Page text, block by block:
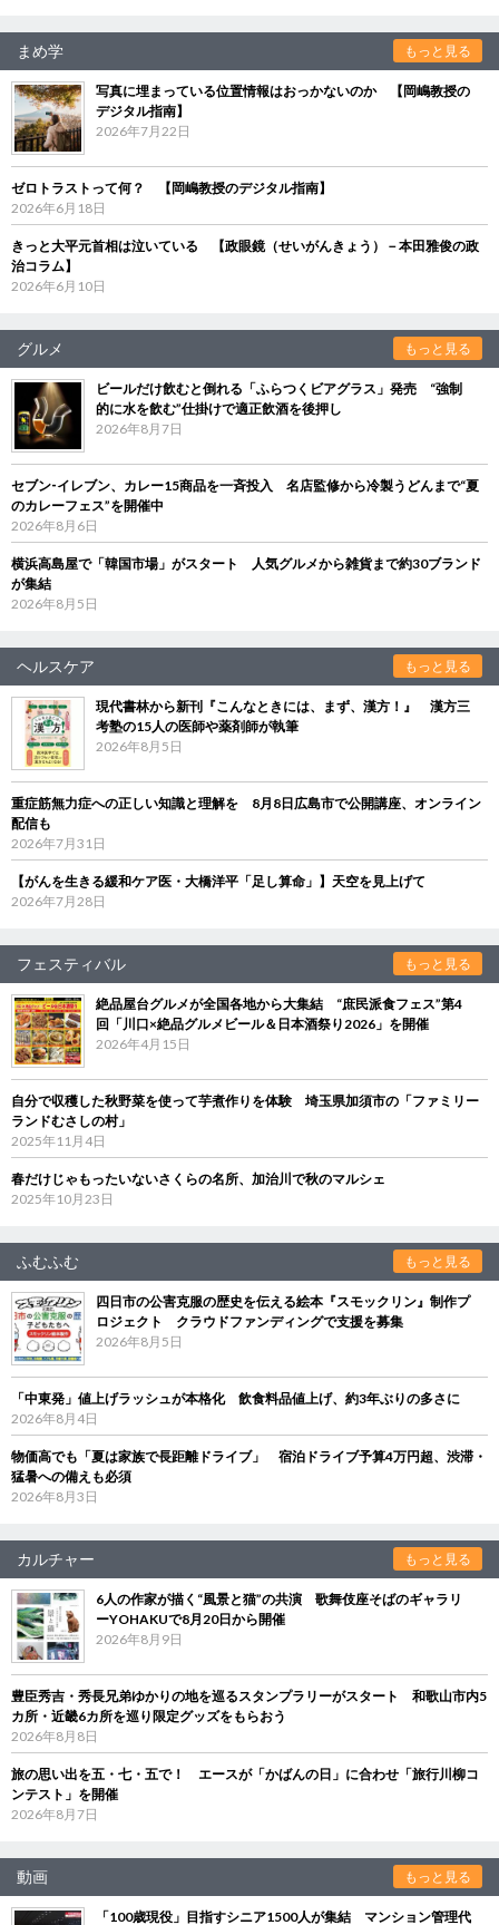
まめ学 もっと見る
写真に埋まっている位置情報はおっかないのか 【岡嶋教授の
デジタル指南】
2026年7月22日
ゼロトラストって何？ 【岡嶋教授のデジタル指南】
2026年6月18日
きっと大平元首相は泣いている 【政眼鏡（せいがんきょう）－本田雅俊の政
治コラム】
2026年6月10日
グルメ もっと見る
ビールだけ飲むと倒れる「ふらつくビアグラス」発売 “強制
的に水を飲む”仕掛けで適正飲酒を後押し
2026年8月7日
セブン‐イレブン、カレー15商品を一斉投入 名店監修から冷製うどんまで“夏
のカレーフェス”を開催中
2026年8月6日
横浜高島屋で「韓国市場」がスタート 人気グルメから雑貨まで約30ブランド
が集結
2026年8月5日
ヘルスケア もっと見る
現代書林から新刊『こんなときには、まず、漢方！』 漢方三
考塾の15人の医師や薬剤師が執筆
2026年8月5日
重症筋無力症への正しい知識と理解を 8月8日広島市で公開講座、オンライン
配信も
2026年7月31日
【がんを生きる緩和ケア医・大橋洋平「足し算命」】天空を見上げて
2026年7月28日
フェスティバル もっと見る
絶品屋台グルメが全国各地から大集結 “庶民派食フェス”第4
回「川口×絶品グルメビール＆日本酒祭り2026」を開催
2026年4月15日
自分で収穫した秋野菜を使って芋煮作りを体験 埼玉県加須市の「ファミリー
ランドむさしの村」
2025年11月4日
春だけじゃもったいないさくらの名所、加治川で秋のマルシェ
2025年10月23日
ふむふむ もっと見る
四日市の公害克服の歴史を伝える絵本『スモックリン』制作プ
ロジェクト クラウドファンディングで支援を募集
2026年8月5日
「中東発」値上げラッシュが本格化 飲食料品値上げ、約3年ぶりの多さに
2026年8月4日
物価高でも「夏は家族で長距離ドライブ」 宿泊ドライブ予算4万円超、渋滞・
猛暑への備えも必須
2026年8月3日
カルチャー もっと見る
6人の作家が描く“風景と猫”の共演 歌舞伎座そばのギャラリ
ーYOHAKUで8月20日から開催
2026年8月9日
豊臣秀吉・秀長兄弟ゆかりの地を巡るスタンプラリーがスタート 和歌山市内5
カ所・近畿6カ所を巡り限定グッズをもらおう
2026年8月8日
旅の思い出を五・七・五で！ エースが「かばんの日」に合わせ「旅行川柳コ
ンテスト」を開催
2026年8月7日
動画 もっと見る
「100歳現役」目指すシニア1500人が集結 マンション管理代